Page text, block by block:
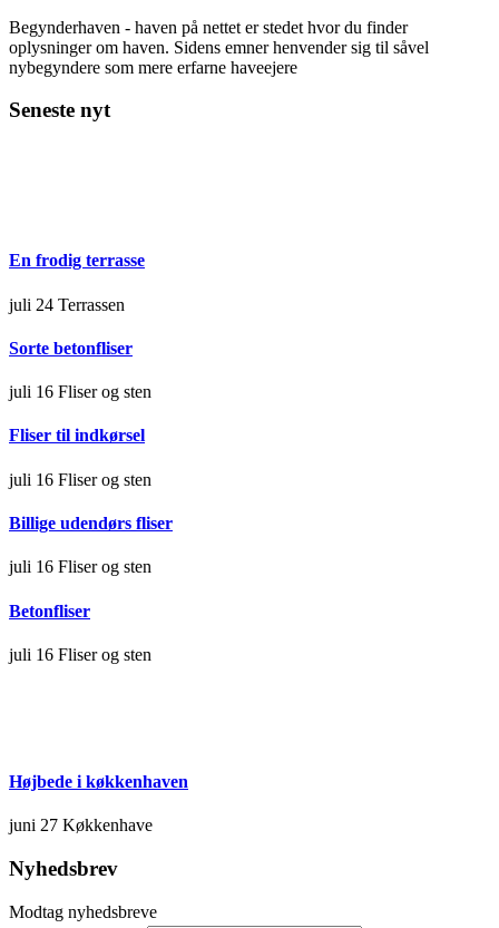
Begynderhaven - haven på nettet er stedet hvor du finder
oplysninger om haven. Sidens emner henvender sig til såvel
nybegyndere som mere erfarne haveejere
Seneste nyt
En frodig terrasse
juli 24 Terrassen
Sorte betonfliser
juli 16 Fliser og sten
Fliser til indkørsel
juli 16 Fliser og sten
Billige udendørs fliser
juli 16 Fliser og sten
Betonfliser
juli 16 Fliser og sten
Højbede i køkkenhaven
juni 27 Køkkenhave
Nyhedsbrev
Modtag nyhedsbreve